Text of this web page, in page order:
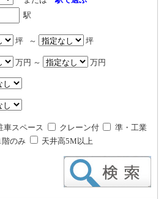
駅
坪 ～ 坪
万円 ～ 万円
車スペース クレーン付
準・工業
階のみ 天井高5M以上